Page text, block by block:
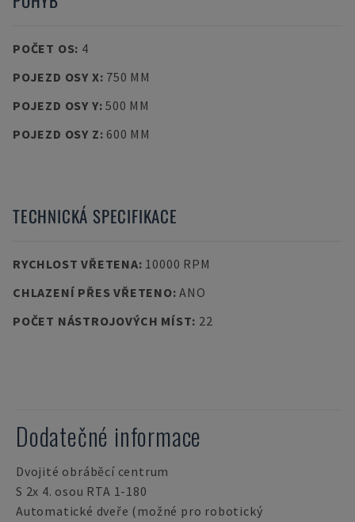
POČET OS: 4
POJEZD OSY X: 750 MM
POJEZD OSY Y:500 MM
POJEZD OSY Z: 600 MM
TECHNICKÁ SPECIFIKACE
RYCHLOST VŘETENA: 10000 RPM
CHLAZENÍ PŘES VŘETENO:ANO
POČET NÁSTROJOVÝCH MÍST: 22
Dodatečné informace
Dvojité obráběcí centrum
S 2x 4. osou RTA 1-180
Automatické dveře (možné pro robotický